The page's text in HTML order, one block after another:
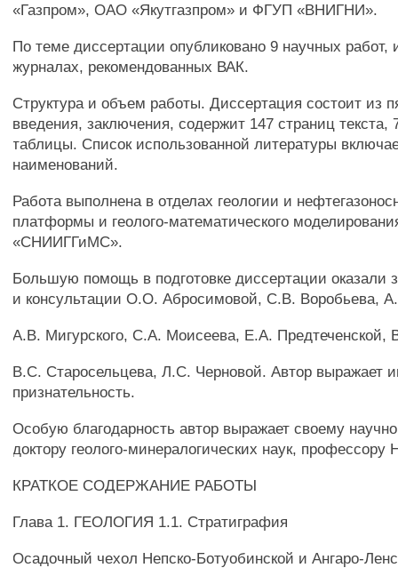
«Газпром», ОАО «Якутгазпром» и ФГУП «ВНИГНИ».
По теме диссертации опубликовано 9 научных работ,
журналах, рекомендованных ВАК.
Структура и объем работы. Диссертация состоит из
введения, заключения, содержит 147 страниц текста,
таблицы. Список использованной литературы
наименований.
Работа выполнена в отделах геологии и
платформы и геолого-математического
«СНИИГГиМС».
Большую помощь в подготовке диссертации оказали
и консультации О.О. Абросимовой, С.В. Воробьева,
A.B. Мигурского, С.А. Моисеева, Е.А.
B.C. Старосельцева, Л.С. Черновой. Автор выражает
признательность.
Особую благодарность автор выражает своему
доктору геолого-минералогических наук,
КРАТКОЕ СОДЕРЖАНИЕ РАБОТЫ
Глава 1. ГЕОЛОГИЯ 1.1. Стратиграфия
Осадочный чехол Непско-Ботуобинской и Ангаро-